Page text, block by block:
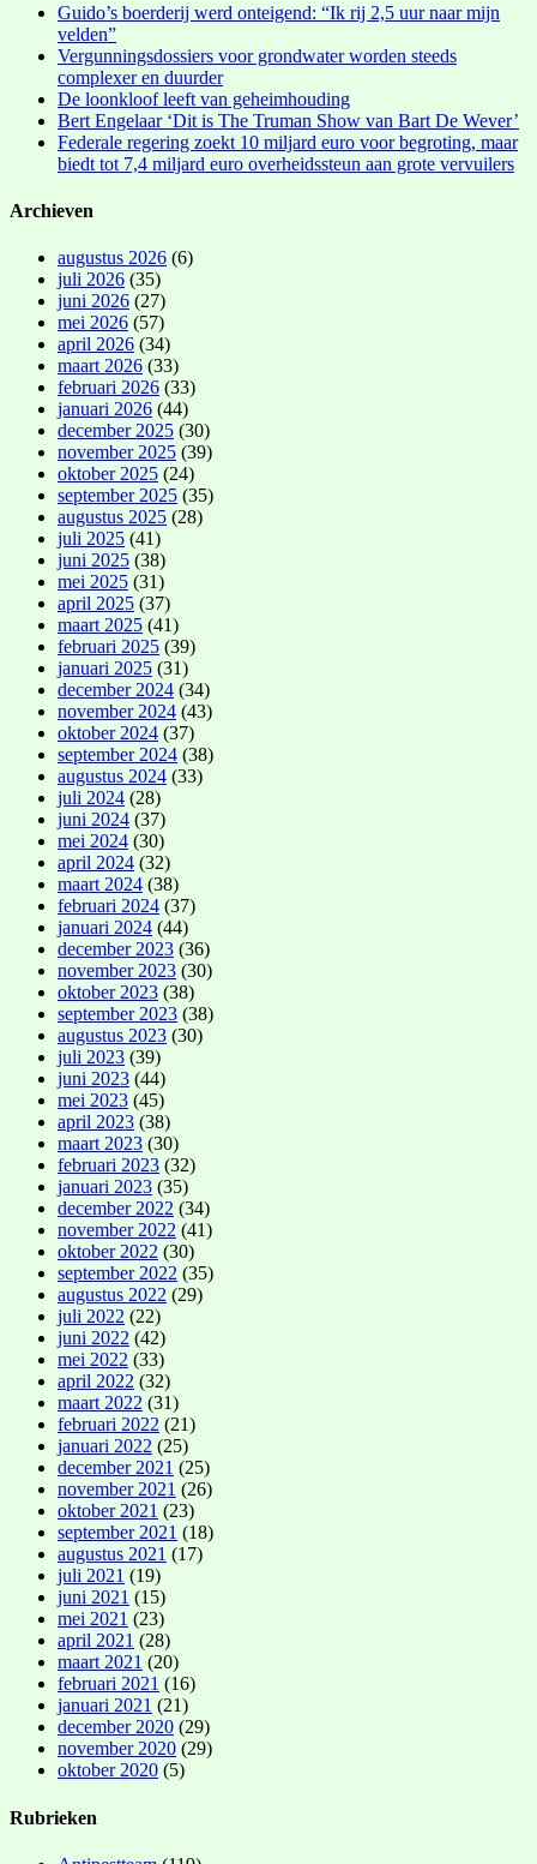
Guido’s boerderij werd onteigend: “Ik rij 2,5 uur naar mijn
velden”
Vergunningsdossiers voor grondwater worden steeds
complexer en duurder
De loonkloof leeft van geheimhouding
Bert Engelaar ‘Dit is The Truman Show van Bart De Wever’
Federale regering zoekt 10 miljard euro voor begroting, maar
biedt tot 7,4 miljard euro overheidssteun aan grote vervuilers
Archieven
augustus 2026 (6)
juli 2026 (35)
juni 2026 (27)
mei 2026 (57)
april 2026 (34)
maart 2026 (33)
februari 2026 (33)
januari 2026 (44)
december 2025 (30)
november 2025 (39)
oktober 2025 (24)
september 2025 (35)
augustus 2025 (28)
juli 2025 (41)
juni 2025 (38)
mei 2025 (31)
april 2025 (37)
maart 2025 (41)
februari 2025 (39)
januari 2025 (31)
december 2024 (34)
november 2024 (43)
oktober 2024 (37)
september 2024 (38)
augustus 2024 (33)
juli 2024 (28)
juni 2024 (37)
mei 2024 (30)
april 2024 (32)
maart 2024 (38)
februari 2024 (37)
januari 2024 (44)
december 2023 (36)
november 2023 (30)
oktober 2023 (38)
september 2023 (38)
augustus 2023 (30)
juli 2023 (39)
juni 2023 (44)
mei 2023 (45)
april 2023 (38)
maart 2023 (30)
februari 2023 (32)
januari 2023 (35)
december 2022 (34)
november 2022 (41)
oktober 2022 (30)
september 2022 (35)
augustus 2022 (29)
juli 2022 (22)
juni 2022 (42)
mei 2022 (33)
april 2022 (32)
maart 2022 (31)
februari 2022 (21)
januari 2022 (25)
december 2021 (25)
november 2021 (26)
oktober 2021 (23)
september 2021 (18)
augustus 2021 (17)
juli 2021 (19)
juni 2021 (15)
mei 2021 (23)
april 2021 (28)
maart 2021 (20)
februari 2021 (16)
januari 2021 (21)
december 2020 (29)
november 2020 (29)
oktober 2020 (5)
Rubrieken